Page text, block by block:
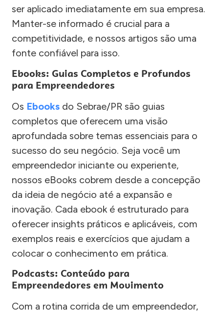
ser aplicado imediatamente em sua empresa.
Manter-se informado é crucial para a
competitividade, e nossos artigos são uma
fonte confiável para isso.
Ebooks: Guias Completos e Profundos
para Empreendedores
Os Ebooks do Sebrae/PR são guias
completos que oferecem uma visão
aprofundada sobre temas essenciais para o
sucesso do seu negócio. Seja você um
empreendedor iniciante ou experiente,
nossos eBooks cobrem desde a concepção
da ideia de negócio até a expansão e
inovação. Cada ebook é estruturado para
oferecer insights práticos e aplicáveis, com
exemplos reais e exercícios que ajudam a
colocar o conhecimento em prática.
Podcasts: Conteúdo para
Empreendedores em Movimento
Com a rotina corrida de um empreendedor,